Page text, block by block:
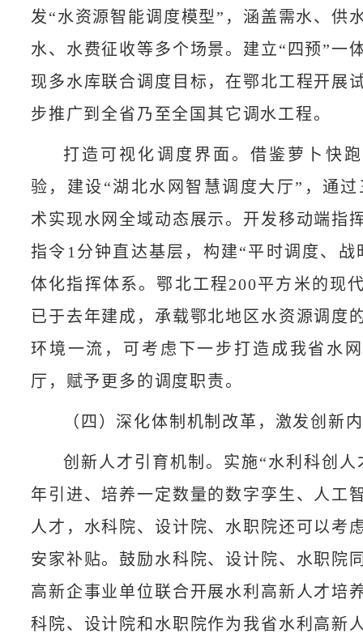
发“水资源智能调度模型”，涵盖需水、供
水、水费征收等多个场景。建立“四预”一
现多水库联合调度目标，在鄂北工程开展
步推广到全省乃至全国其它调水工程。
打造可视化调度界面。借鉴萝卜快
验，建设“湖北水网智慧调度大厅”，通
术实现水网全域动态展示。开发移动端指
指令1分钟直达基层，构建“平时调度、战
体化指挥体系。鄂北工程200平方米的现
已于去年建成，承载鄂北地区水资源调度
环境一流，可考虑下一步打造成我省水
厅，赋予更多的调度职责。
（四）深化体制机制改革，激发创新
创新人才引育机制。实施“水利科创人
年引进、培养一定数量的数字孪生、人工
人才，水科院、设计院、水职院还可以考
安家补贴。鼓励水科院、设计院、水职院
高新企事业单位联合开展水利高新人才培
科院、设计院和水职院作为我省水利高新